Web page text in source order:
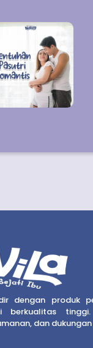
dengan produk
berkualitas
dan